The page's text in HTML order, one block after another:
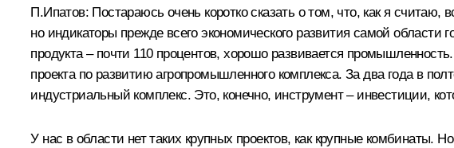
П.Ипатов: Постараюсь очень коротко сказать о том, что, как я
но индикаторы прежде всего экономического развития самой области
продукта – почти 110 процентов, хорошо развивается
проекта по развитию агропромышленного комплекса. За два года в
индустриальный комплекс. Это, конечно, инструмент – инвестиции,
У нас в области нет таких крупных проектов, как крупные